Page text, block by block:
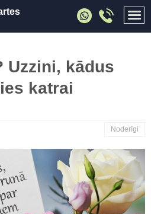
Uzzini, kādus
katrai
Noderīgi